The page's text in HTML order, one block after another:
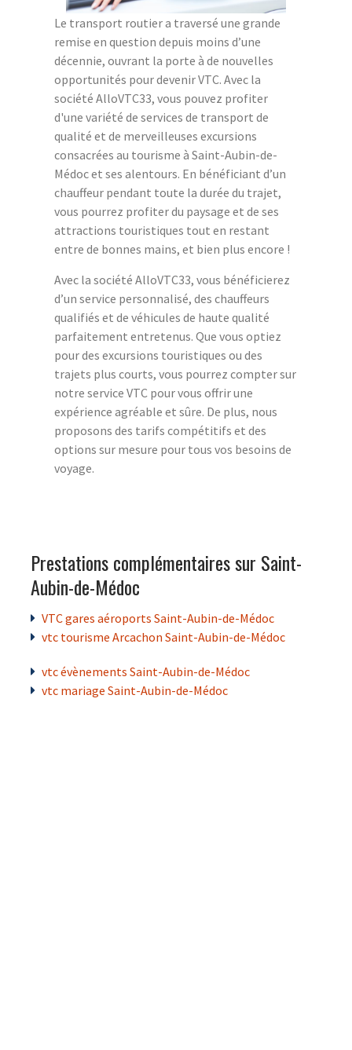
Le transport routier a traversé une grande
remise en question depuis moins d’une
décennie, ouvrant la porte à de nouvelles
opportunités pour devenir VTC. Avec la
société AlloVTC33, vous pouvez profiter
d'une variété de services de transport de
qualité et de merveilleuses excursions
consacrées au tourisme à Saint-Aubin-de-
Médoc et ses alentours. En bénéficiant d’un
chauffeur pendant toute la durée du trajet,
vous pourrez profiter du paysage et de ses
attractions touristiques tout en restant
entre de bonnes mains, et bien plus encore !
Avec la société AlloVTC33, vous bénéficierez
d’un service personnalisé, des chauffeurs
qualifiés et de véhicules de haute qualité
parfaitement entretenus. Que vous optiez
pour des excursions touristiques ou des
trajets plus courts, vous pourrez compter sur
notre service VTC pour vous offrir une
expérience agréable et sûre. De plus, nous
proposons des tarifs compétitifs et des
options sur mesure pour tous vos besoins de
voyage.
Prestations complémentaires sur Saint-
Aubin-de-Médoc
VTC gares aéroports Saint-Aubin-de-Médoc
vtc tourisme Arcachon Saint-Aubin-de-Médoc
vtc évènements Saint-Aubin-de-Médoc
vtc mariage Saint-Aubin-de-Médoc